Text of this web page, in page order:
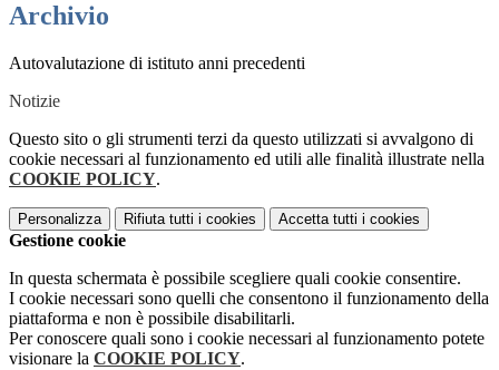
Archivio
Autovalutazione di istituto anni precedenti
Notizie
Questo sito o gli strumenti terzi da questo utilizzati si avvalgono di
cookie necessari al funzionamento ed utili alle finalità illustrate nella
COOKIE POLICY.
Personalizza Rifiuta tutti i cookies Accetta tutti i cookies
Gestione cookie
In questa schermata è possibile scegliere quali cookie consentire.
I cookie necessari sono quelli che consentono il funzionamento della
piattaforma e non è possibile disabilitarli.
Per conoscere quali sono i cookie necessari al funzionamento potete
visionare la COOKIE POLICY.